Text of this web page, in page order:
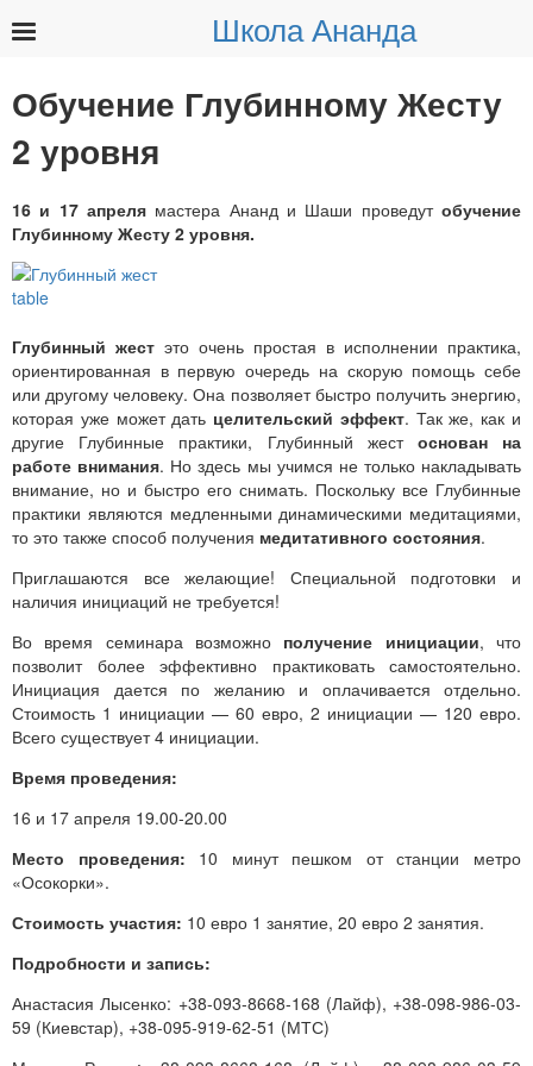
Школа Ананда
Обучение Глубинному Жесту
2 уровня
16 и 17 апреля мастера Ананд и Шаши проведут обучение
Глубинному Жесту 2 уровня.
Глубинный жест это очень простая в исполнении практика,
ориентированная в первую очередь на скорую помощь себе
или другому человеку. Она позволяет быстро получить энергию,
которая уже может дать целительский эффект. Так же, как и
другие Глубинные практики, Глубинный жест основан на
работе внимания. Но здесь мы учимся не только накладывать
внимание, но и быстро его снимать. Поскольку все Глубинные
практики являются медленными динамическими медитациями,
то это также способ получения медитативного состояния.
Приглашаются все желающие! Специальной подготовки и
наличия инициаций не требуется!
Во время семинара возможно получение инициации, что
позволит более эффективно практиковать самостоятельно.
Инициация дается по желанию и оплачивается отдельно.
Стоимость 1 инициации — 60 евро, 2 инициации — 120 евро.
Всего существует 4 инициации.
Время проведения:
16 и 17 апреля 19.00-20.00
Место проведения: 10 минут пешком от станции метро
«Осокорки».
Стоимость участия: 10 евро 1 занятие, 20 евро 2 занятия.
Подробности и запись:
Анастасия Лысенко: +38-093-8668-168 (Лайф), +38-098-986-03-
59 (Киевстар), +38-095-919-62-51 (МТС)